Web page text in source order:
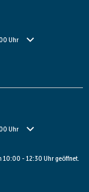
auszublenden
Uhr
auszublenden
Uhr
10:00 - 12:30 Uhr geöffnet.